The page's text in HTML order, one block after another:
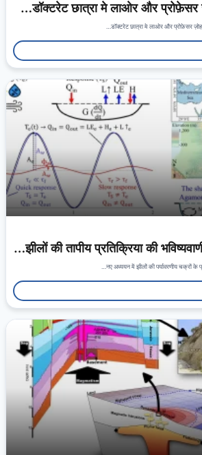
डॉक्टरेट छात्रा मे लाओर और प्रोफ़ेसर
डॉक्टरेट छात्रा मे लाओर और प्रोफ़ेसर
झीलों की तापीय प्रतिक्रिया की
नए अध्ययन में झीलों की पर्यावरणीय चक्रों के